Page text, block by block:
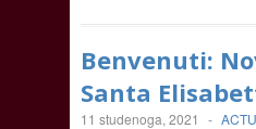
Benvenuti:
Santa
11 studenoga, 2021 -